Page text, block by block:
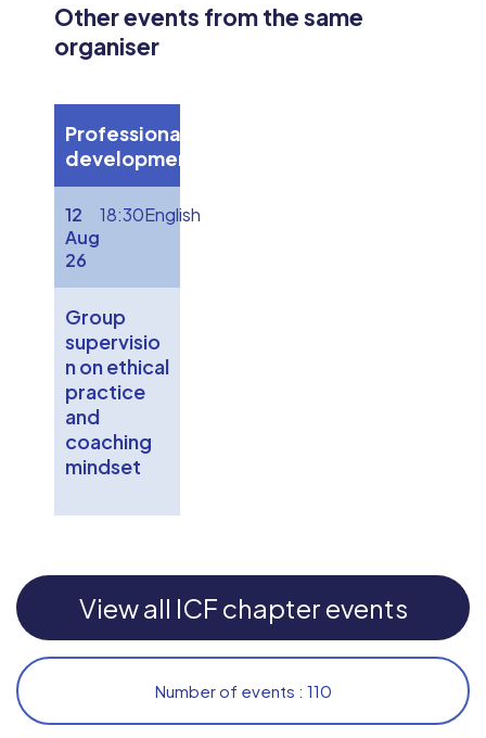
Other events from the same
organiser
Professional
development
12
Aug
26
18:30English
Group
supervisio
n on ethical
practice
and
coaching
mindset
View all ICF chapter events
Number of events : 110